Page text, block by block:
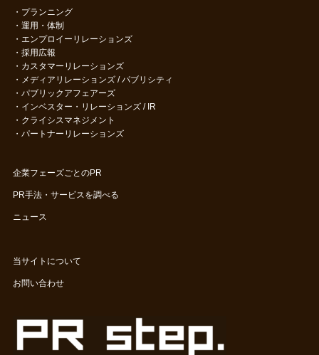
・ プランニング
・ 運用・体制
・ エンプロイーリレーションズ
・ 採用広報
・ カスタマーリレーションズ
・ メディアリレーションズ / パブリシティ
・ パブリックアフェアーズ
・ インベスター・リレーションズ / IR
・ クライシスマネジメント
・ パートナーリレーションズ
企業フェーズごとのPR
PR手法・サービスを調べる
ニュース
当サイトについて
お問い合わせ